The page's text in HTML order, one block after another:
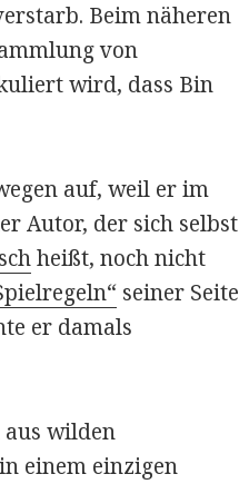
Beim näheren
von
wird, dass Bin
auf, weil er im
Autor, der sich selbst
heißt, noch nicht
seiner Seite
er damals
wilden
einem einzigen